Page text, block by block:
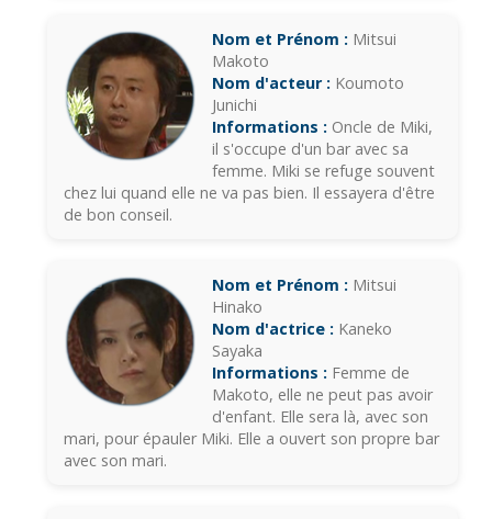
Nom et Prénom : Mitsui
Makoto
Nom d'acteur : Koumoto
Junichi
Informations : Oncle de Miki,
il s'occupe d'un bar avec sa
femme. Miki se refuge souvent
chez lui quand elle ne va pas bien. Il essayera d'être
de bon conseil.
Nom et Prénom : Mitsui
Hinako
Nom d'actrice : Kaneko
Sayaka
Informations : Femme de
Makoto, elle ne peut pas avoir
d'enfant. Elle sera là, avec son
mari, pour épauler Miki. Elle a ouvert son propre bar
avec son mari.